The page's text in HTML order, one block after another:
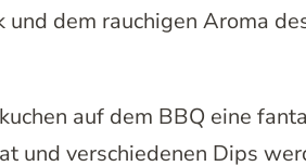
dem rauchigen Aroma
auf dem BBQ eine
und verschiedenen Dips